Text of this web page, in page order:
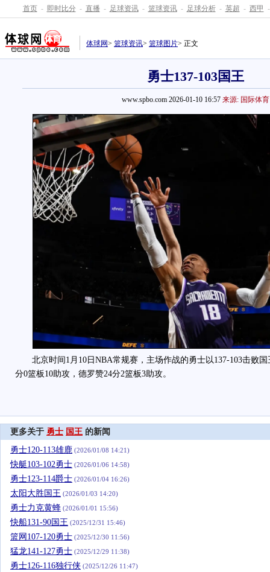
首页 - 即时比分 - 直播 - 足球资讯 - 篮球资讯 - 足球分析 - 英超 - 西甲 -
体球网> 篮球资讯> 篮球图片> 正文
勇士137-103国王
www.spbo.com 2026-01-10 16:57 来源: 国际体育
北京时间1月10日NBA常规赛，主场作战的勇士以137-103击败国
分0篮板10助攻，德罗赞24分2篮板3助攻。
更多关于 勇士 国王 的新闻
勇士120-113雄鹿 (2026/01/08 14:21)
快艇103-102勇士 (2026/01/06 14:58)
勇士123-114爵士 (2026/01/04 16:26)
太阳大胜国王 (2026/01/03 14:20)
勇士力克黄蜂 (2026/01/01 15:56)
快船131-90国王 (2025/12/31 15:46)
篮网107-120勇士 (2025/12/30 11:56)
猛龙141-127勇士 (2025/12/29 11:38)
勇士126-116独行侠 (2025/12/26 11:47)